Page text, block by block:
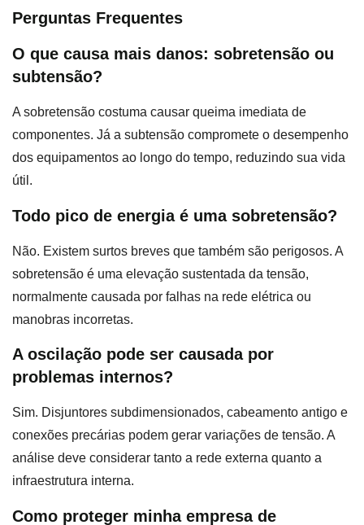
Perguntas Frequentes
O que causa mais danos: sobretensão ou
subtensão?
A sobretensão costuma causar queima imediata de
componentes. Já a subtensão compromete o desempenho
dos equipamentos ao longo do tempo, reduzindo sua vida
útil.
Todo pico de energia é uma sobretensão?
Não. Existem surtos breves que também são perigosos. A
sobretensão é uma elevação sustentada da tensão,
normalmente causada por falhas na rede elétrica ou
manobras incorretas.
A oscilação pode ser causada por
problemas internos?
Sim. Disjuntores subdimensionados, cabeamento antigo e
conexões precárias podem gerar variações de tensão. A
análise deve considerar tanto a rede externa quanto a
infraestrutura interna.
Como proteger minha empresa de